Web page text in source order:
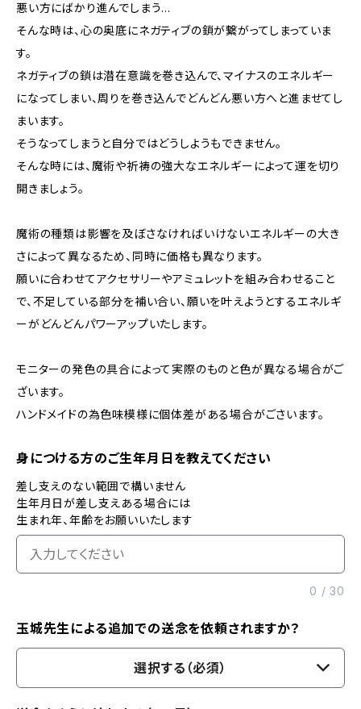
悪い方にばかり進んでしまう…
そんな時は、心の奥底にネガティブの鎖が繋がってしまっていま
す。
ネガティブの鎖は潜在意識を巻き込んで、マイナスのエネルギー
になってしまい、周りを巻き込んでどんどん悪い方へと進ませてし
まいます。
そうなってしまうと自分ではどうしようもできません。
そんな時には、魔術や祈祷の強大なエネルギーによって運を切り
開きましょう。
魔術の種類は影響を及ぼさなければいけないエネルギーの大き
さによって異なるため、同時に価格も異なります。
願いに合わせてアクセサリーやアミュレットを組み合わせること
で、不足している部分を補い合い、願いを叶えようとするエネルギ
ーがどんどんパワーアップいたします。
モニターの発色の具合によって実際のものと色が異なる場合がご
ざいます。
ハンドメイドの為色味模様に個体差がある場合がごさいます。
身につける方のご生年月日を教えてください
差し支えのない範囲で構いません
生年月日が差し支えある場合には
生まれ年、年齢をお願いいたします
0 /30
玉城先生による追加での送念を依頼されますか？
選択する（必須）